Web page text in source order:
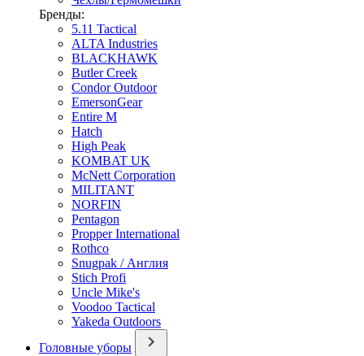
Бренды:
5.11 Tactical
ALTA Industries
BLACKHAWK
Butler Creek
Condor Outdoor
EmersonGear
Entire M
Hatch
High Peak
KOMBAT UK
McNett Corporation
MILITANT
NORFIN
Pentagon
Propper International
Rothco
Snugpak / Англия
Stich Profi
Uncle Mike's
Voodoo Tactical
Yakeda Outdoors
Головные уборы